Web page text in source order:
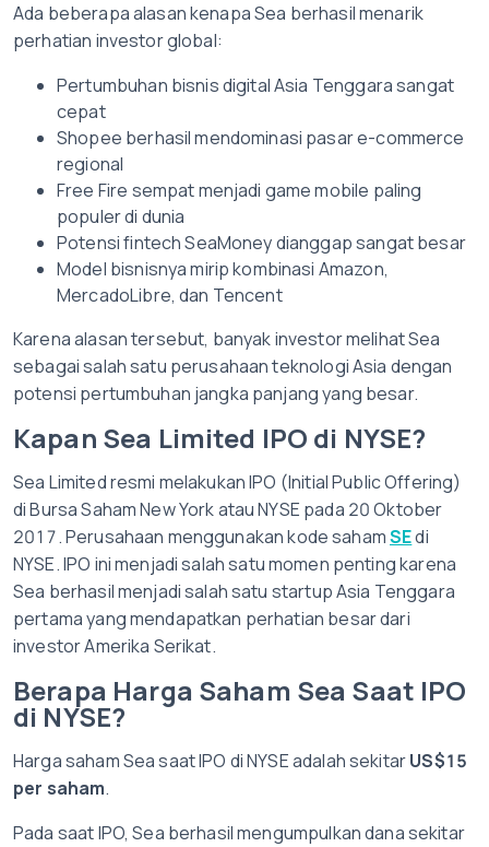
Ada beberapa alasan kenapa Sea berhasil menarik
perhatian investor global:
Pertumbuhan bisnis digital Asia Tenggara sangat
cepat
Shopee berhasil mendominasi pasar e-commerce
regional
Free Fire sempat menjadi game mobile paling
populer di dunia
Potensi fintech SeaMoney dianggap sangat besar
Model bisnisnya mirip kombinasi Amazon,
MercadoLibre, dan Tencent
Karena alasan tersebut, banyak investor melihat Sea
sebagai salah satu perusahaan teknologi Asia dengan
potensi pertumbuhan jangka panjang yang besar.
Kapan Sea Limited IPO di NYSE?
Sea Limited resmi melakukan IPO (Initial Public Offering)
di Bursa Saham New York atau NYSE pada 20 Oktober
2017.Perusahaan menggunakan kode sahamSEdi
NYSE.IPO ini menjadi salah satu momen penting karena
Sea berhasil menjadi salah satu startup Asia Tenggara
pertama yang mendapatkan perhatian besar dari
investor Amerika Serikat.
Berapa Harga Saham Sea Saat IPO
di NYSE?
Harga saham Sea saat IPO di NYSE adalah sekitarUS$15
per saham.
Pada saat IPO, Sea berhasil mengumpulkan dana sekitar